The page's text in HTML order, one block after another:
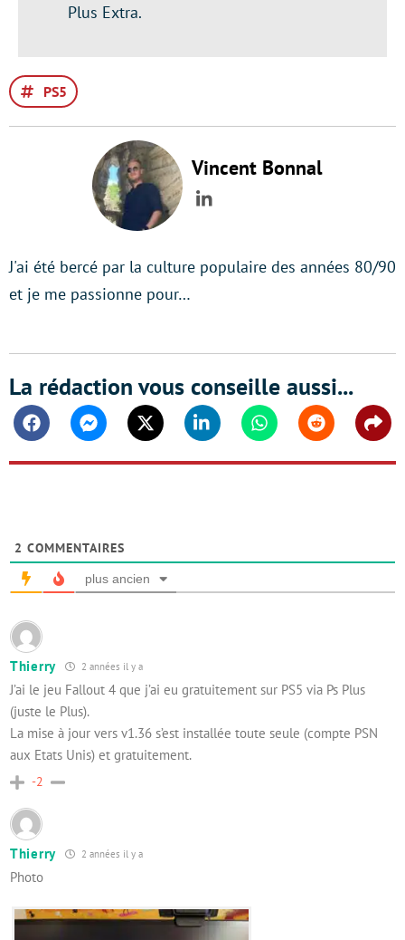
Plus Extra.
PS5
Vincent Bonnal
LinkedIn
J'ai été bercé par la culture populaire des années 80/90
et je me passionne pour…
La rédaction vous conseille aussi...
FacebookMessengerTwitter Linkedin WhatsappReddit
2 COMMENTAIRES
plus ancien
Thierry 2 années il y a
J’ai le jeu Fallout 4 que j’ai eu gratuitement sur PS5 via Ps Plus
(juste le Plus).
La mise à jour vers v1.36 s’est installée toute seule (compte PSN
aux Etats Unis) et gratuitement.
-2
Thierry 2 années il y a
Photo